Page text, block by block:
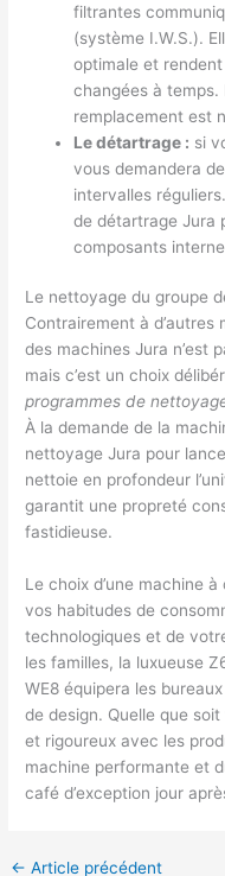
filtrantes
(système I.W.S.).
optimale et
changées à temps.
remplacement est
Le détartrage : si
vous demandera
intervalles
de détartrage Jura
composants
Le nettoyage du groupe
Contrairement à d’autres
des machines Jura n’est
mais c’est un choix
programmes de
À la demande de la
nettoyage Jura pour
nettoie en profondeur
garantit une propreté
fastidieuse.
Le choix d’une machine
vos habitudes de
technologiques et de
les familles, la luxueuse
WE8 équipera les
de design. Quelle que
et rigoureux avec les
machine performante et
café d’exception jour
← Article précédent